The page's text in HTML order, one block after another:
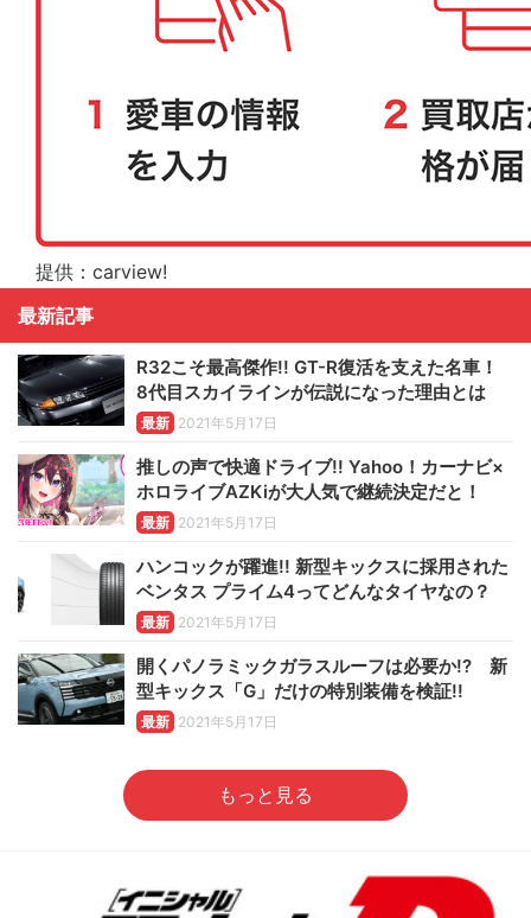
提供：carview!
最新記事
R32こそ最高傑作!! GT-R復活を支えた名車！
8代目スカイラインが伝説になった理由とは
最新 2021年5月17日
推しの声で快適ドライブ!! Yahoo！カーナビ×
ホロライブAZKiが大人気で継続決定だと！
最新 2021年5月17日
ハンコックが躍進!! 新型キックスに採用された
ベンタス プライム4ってどんなタイヤなの？
最新 2021年5月17日
開くパノラミックガラスルーフは必要か!? 新
型キックス「G」だけの特別装備を検証!!
最新 2021年5月17日
もっと見る